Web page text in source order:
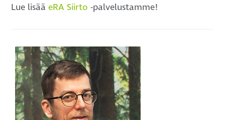
Lue lisääeRA Siirto -palvelustamme!